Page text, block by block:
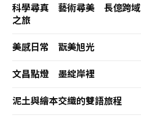
科學尋真 藝術尋美 長億跨域
之旅
美感日常 翫美旭光
文昌點燈 墨綻岸裡
泥土與繪本交織的雙語旅程